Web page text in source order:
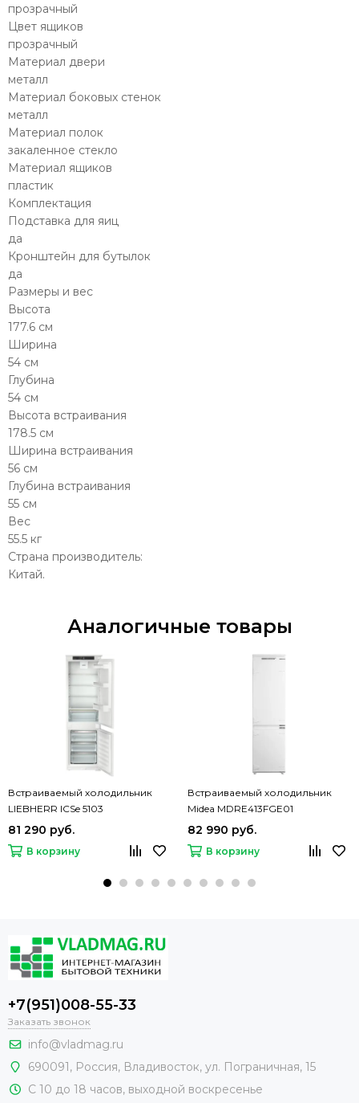
прозрачный
Цвет ящиков
прозрачный
Материал двери
металл
Материал боковых стенок
металл
Материал полок
закаленное стекло
Материал ящиков
пластик
Комплектация
Подставка для яиц
да
Кронштейн для бутылок
да
Размеры и вес
Высота
177.6 см
Ширина
54 см
Глубина
54 см
Высота встраивания
178.5 см
Ширина встраивания
56 см
Глубина встраивания
55 см
Вес
55.5 кг
Страна производитель:
Китай.
Аналогичные товары
Встраиваемый холодильник
LIEBHERR ICSe 5103
81 290 руб.
В корзину
Встраиваемый холодильник
Midea MDRE413FGE01
82 990 руб.
В корзину
+7(951)008-55-33
Заказать звонок
info@vladmag.ru
690091, Россия, Владивосток, ул. Пограничная, 15
С 10 до 18 часов, выходной воскресенье